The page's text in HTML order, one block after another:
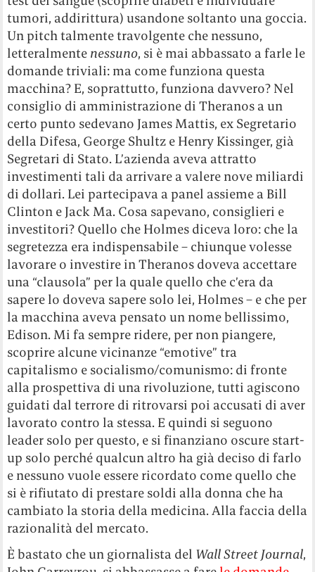
tumori, addirittura) usandone soltanto una goccia.
Un pitch talmente travolgente che nessuno,
letteralmente nessuno, si è mai abbassato a farle le
domande triviali: ma come funziona questa
macchina? E, soprattutto, funziona davvero? Nel
consiglio di amministrazione di Theranos a un
certo punto sedevano James Mattis, ex Segretario
della Difesa, George Shultz e Henry Kissinger, già
Segretari di Stato. L’azienda aveva attratto
investimenti tali da arrivare a valere nove miliardi
di dollari. Lei partecipava a panel assieme a Bill
Clinton e Jack Ma. Cosa sapevano, consiglieri e
investitori? Quello che Holmes diceva loro: che la
segretezza era indispensabile – chiunque volesse
lavorare o investire in Theranos doveva accettare
una “clausola” per la quale quello che c’era da
sapere lo doveva sapere solo lei, Holmes – e che per
la macchina aveva pensato un nome bellissimo,
Edison. Mi fa sempre ridere, per non piangere,
scoprire alcune vicinanze “emotive” tra
capitalismo e socialismo/comunismo: di fronte
alla prospettiva di una rivoluzione, tutti agiscono
guidati dal terrore di ritrovarsi poi accusati di aver
lavorato contro la stessa. E quindi si seguono
leader solo per questo, e si finanziano oscure start-
up solo perché qualcun altro ha già deciso di farlo
e nessuno vuole essere ricordato come quello che
si è rifiutato di prestare soldi alla donna che ha
cambiato la storia della medicina. Alla faccia della
razionalità del mercato.
È bastato che un giornalista del Wall Street Journal,